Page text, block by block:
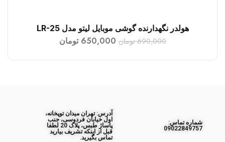
افزودن به سبد خرید
هولدر نگهدارنده گوشی موبایل لیتو مدل LR-25
690,000 تومان 650,000 تومان
ﺷﻤﺎره ﺗﻤﺎس:
09022849757
آدرس: تهران میدان توپخانه،
اول خیابان فردوسی، جنب
پاساژ طبس، پلاک 20 لطفا
قبل از اینکه تشریف بیارید
تماس بگیرید.